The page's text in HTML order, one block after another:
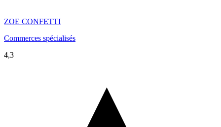
ZOE CONFETTI
Commerces spécialisés
4,3